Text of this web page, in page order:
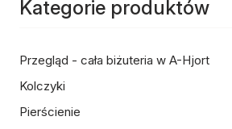
Kategorie produktów
Przegląd - cała biżuteria w A-Hjort
Kolczyki
Pierścienie